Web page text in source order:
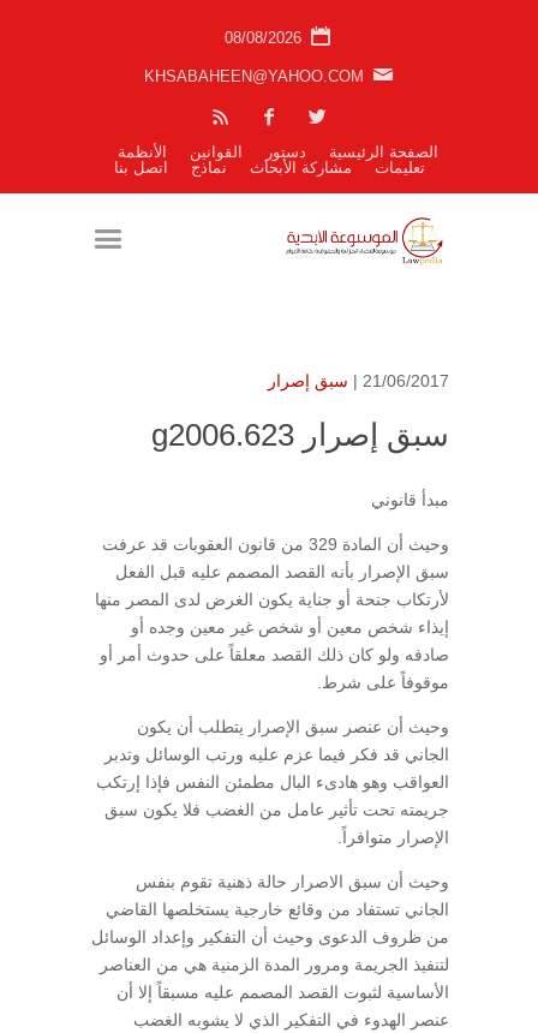
08/08/2026
KHSABAHEEN@YAHOO.COM
الصفحة الرئيسية دستور القوانين
الأنظمة
تعليمات
مشاركة الأبحاث نماذج اتصل بنا
21/06/2017 | سبق إصرار
سبق إصرار g2006.623
مبدأ قانوني
وحيث أن المادة 329 من قانون العقوبات قد عرفت
سبق الإصرار بأنه القصد المصمم عليه قبل الفعل
لأرتكاب جنحة أو جناية يكون الغرض لدى المصر منها
إيذاء شخص معين أو شخص غير معين وجده أو
صادفه ولو كان ذلك القصد معلقاً على حدوث أمر أو
موقوفاً على شرط.
وحيث أن عنصر سبق الإصرار يتطلب أن يكون
الجاني قد فكر فيما عزم عليه ورتب الوسائل وتدبر
العواقب وهو هادىء البال مطمئن النفس فإذا إرتكب
جريمته تحت تأثير عامل من الغضب فلا يكون سبق
الإصرار متوافراً.
وحيث أن سبق الاصرار حالة ذهنية تقوم بنفس
الجاني تستفاد من وقائع خارجية يستخلصها القاضي
من ظروف الدعوى وحيث أن التفكير وإعداد الوسائل
لتنفيذ الجريمة ومرور المدة الزمنية هي من العناصر
الأساسية لثبوت القصد المصمم عليه مسبقاً إلا أن
عنصر الهدوء في التفكير الذي لا يشوبه الغضب